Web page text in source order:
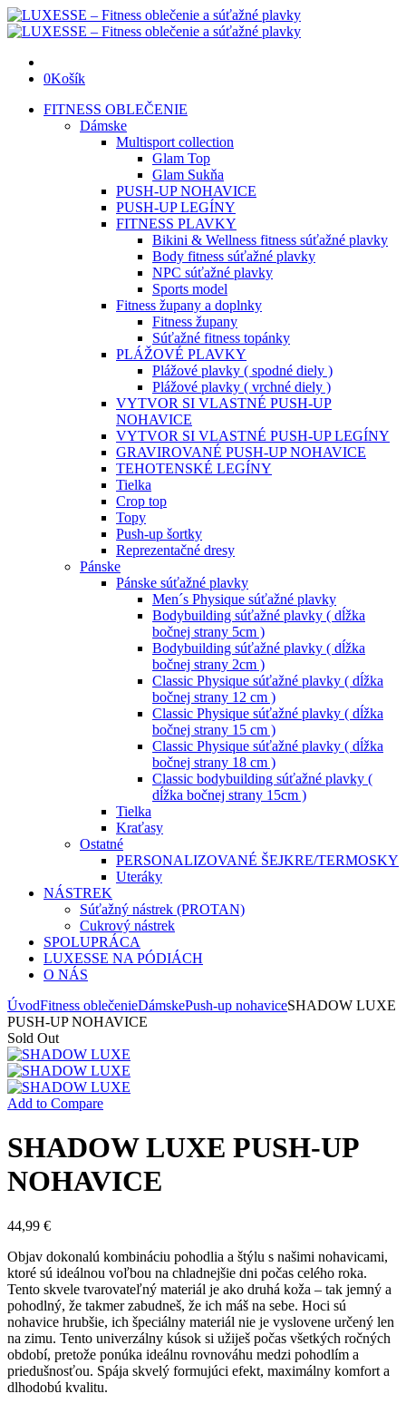
0Košík
FITNESS OBLEČENIE
Dámske
Multisport collection
Glam Top
Glam Sukňa
PUSH-UP NOHAVICE
PUSH-UP LEGÍNY
FITNESS PLAVKY
Bikini & Wellness fitness súťažné plavky
Body fitness súťažné plavky
NPC súťažné plavky
Sports model
Fitness župany a doplnky
Fitness župany
Súťažné fitness topánky
PLÁŽOVÉ PLAVKY
Plážové plavky ( spodné diely )
Plážové plavky ( vrchné diely )
VYTVOR SI VLASTNÉ PUSH-UP
NOHAVICE
VYTVOR SI VLASTNÉ PUSH-UP LEGÍNY
GRAVIROVANÉ PUSH-UP NOHAVICE
TEHOTENSKÉ LEGÍNY
Tielka
Crop top
Topy
Push-up šortky
Reprezentačné dresy
Pánske
Pánske súťažné plavky
Men´s Physique súťažné plavky
Bodybuilding súťažné plavky ( dĺžka
bočnej strany 5cm )
Bodybuilding súťažné plavky ( dĺžka
bočnej strany 2cm )
Classic Physique súťažné plavky ( dĺžka
bočnej strany 12 cm )
Classic Physique súťažné plavky ( dĺžka
bočnej strany 15 cm )
Classic Physique súťažné plavky ( dĺžka
bočnej strany 18 cm )
Classic bodybuilding súťažné plavky (
dĺžka bočnej strany 15cm )
Tielka
Kraťasy
Ostatné
PERSONALIZOVANÉ ŠEJKRE/TERMOSKY
Uteráky
NÁSTREK
Súťažný nástrek (PROTAN)
Cukrový nástrek
SPOLUPRÁCA
LUXESSE NA PÓDIÁCH
O NÁS
ÚvodFitness oblečenieDámskePush-up nohaviceSHADOW LUXE
PUSH-UP NOHAVICE
Sold Out
Add to Compare
SHADOW LUXE PUSH-UP
NOHAVICE
44,99 €
Objav dokonalú kombináciu pohodlia a štýlu s našimi nohavicami,
ktoré sú ideálnou voľbou na chladnejšie dni počas celého roka.
Tento skvele tvarovateľný materiál je ako druhá koža – tak jemný a
pohodlný, že takmer zabudneš, že ich máš na sebe. Hoci sú
nohavice hrubšie, ich špeciálny materiál nie je vyslovene určený len
na zimu. Tento univerzálny kúsok si užiješ počas všetkých ročných
období, pretože ponúka ideálnu rovnováhu medzi pohodlím a
priedušnosťou. Spája skvelý formujúci efekt, maximálny komfort a
dlhodobú kvalitu.